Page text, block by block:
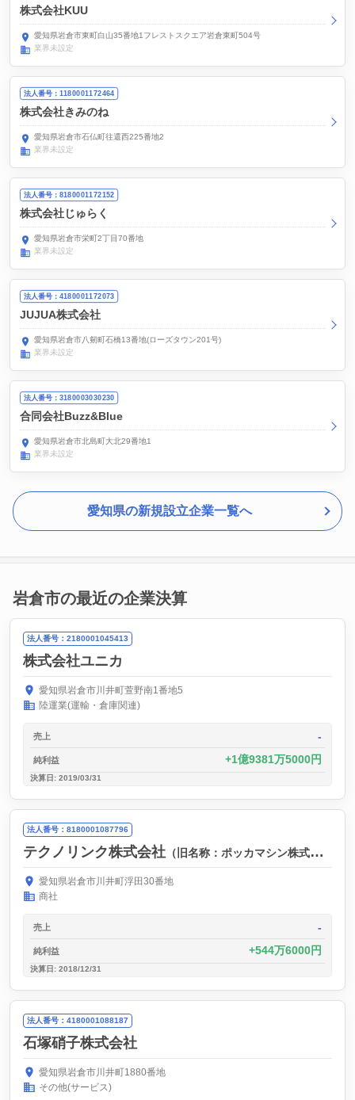
株式会社KUU
愛知県岩倉市東町白山35番地1フレストスクエア岩倉東町504号
業界未設定
法人番号：1180001172464
株式会社きみのね
愛知県岩倉市石仏町往還西225番地2
業界未設定
法人番号：8180001172152
株式会社じゅらく
愛知県岩倉市栄町2丁目70番地
業界未設定
法人番号：4180001172073
JUJUA株式会社
愛知県岩倉市八剱町石橋13番地(ローズタウン201号)
業界未設定
法人番号：3180003030230
合同会社Buzz&Blue
愛知県岩倉市北島町大北29番地1
業界未設定
愛知県の新規設立企業一覧へ
岩倉市の最近の企業決算
法人番号：2180001045413
株式会社ユニカ
愛知県岩倉市川井町萱野南1番地5
陸運業(運輸・倉庫関連)
売上 -
純利益 1億9381万5000円
決算日: 2019/03/31
法人番号：8180001087796
テクノリンク株式会社 （旧名称：ポッカマシン株式会社）
愛知県岩倉市川井町浮田30番地
商社
売上 -
純利益 544万6000円
決算日: 2018/12/31
法人番号：4180001088187
石塚硝子株式会社
愛知県岩倉市川井町1880番地
その他(サービス)